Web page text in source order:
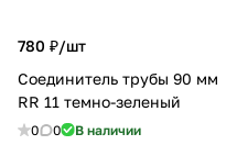
780 ₽/шт
Соединитель трубы 90 мм
RR 11 темно-зеленый
0 0 В наличии